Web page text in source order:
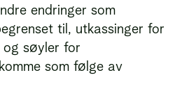
endringer som
til, utkassinger for
søyler for
som følge av